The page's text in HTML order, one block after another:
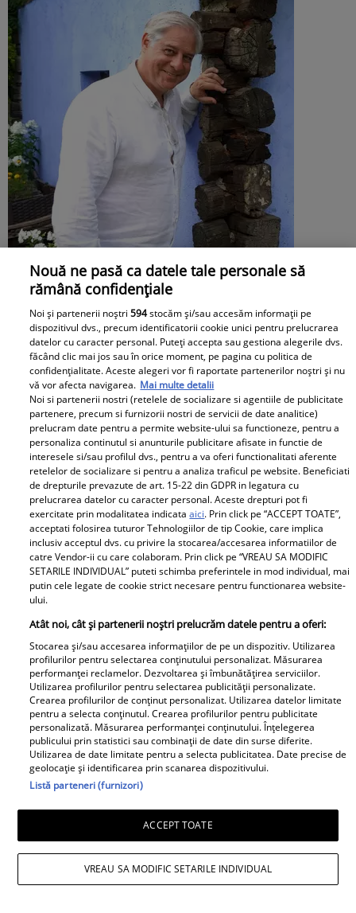
Cu ce se ocupă, de fapt, Alexandre
Eram. Soțul Andreei Esca a transformat
complet o localitate din România
Apartamentul de la mare al lui Jorge a
fost devastat. Cum au lăsat turiștii
locuința: „Unii oameni nu au educație,
bun simț și respect față de nimic”
Nouă ne pasă ca datele tale personale să
rămână confidențiale
Noi și partenerii noștri594stocăm și/sau accesăm informații pe
dispozitivul dvs., precum identificatorii cookie unici pentru prelucrarea
datelor cu caracter personal. Puteți accepta sau gestiona alegerile dvs.
făcând clic mai jos sau în orice moment, pe pagina cu politica de
confidențialitate. Aceste alegeri vor fi raportate partenerilor noștri și nu
vă vor afecta navigarea. Mai multe detalii
Noi si partenerii nostri (retelele de socializare si agentiile de publicitate
partenere, precum si furnizorii nostri de servicii de date analitice)
prelucram date pentru a permite website-ului sa functioneze, pentru a
personaliza continutul si anunturile publicitare afisate in functie de
interesele si/sau profilul dvs., pentru a va oferi functionalitati aferente
retelelor de socializare si pentru a analiza traficul pe website. Beneficiati
de drepturile prevazute de art. 15-22 din GDPR in legatura cu
prelucrarea datelor cu caracter personal. Aceste drepturi pot fi
exercitate prin modalitatea indicataaici. Prin click pe “ACCEPT TOATE”,
acceptati folosirea tuturor Tehnologiilor de tip Cookie, care implica
inclusiv acceptul dvs. cu privire la stocarea/accesarea informatiilor de
catre Vendor-ii cu care colaboram. Prin click pe “VREAU SA MODIFIC
SETARILE INDIVIDUAL” puteti schimba preferintele in mod individual, mai
putin cele legate de cookie strict necesare pentru functionarea website-
ului.
Atât noi, cât și partenerii noștri prelucrăm datele pentru a oferi:
Stocarea și/sau accesarea informațiilor de pe un dispozitiv. Utilizarea
profilurilor pentru selectarea conținutului personalizat. Măsurarea
performanței reclamelor. Dezvoltarea și îmbunătățirea serviciilor.
Utilizarea profilurilor pentru selectarea publicității personalizate.
Crearea profilurilor de conținut personalizat. Utilizarea datelor limitate
pentru a selecta conținutul. Crearea profilurilor pentru publicitate
personalizată. Măsurarea performanței conținutului. Înțelegerea
publicului prin statistici sau combinații de date din surse diferite.
Utilizarea de date limitate pentru a selecta publicitatea. Date precise de
geolocație și identificarea prin scanarea dispozitivului.
Listă parteneri (furnizori)
ACCEPT TOATE
VREAU SA MODIFIC SETARILE INDIVIDUAL